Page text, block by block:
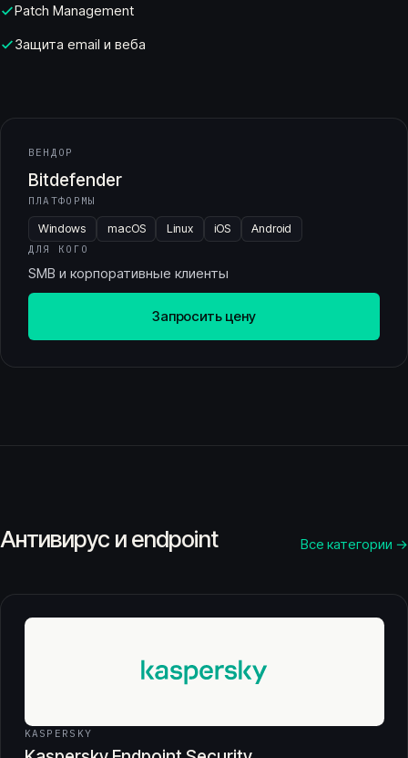
Patch Management
Защита email и веба
ВЕНДОР
Bitdefender
ПЛАТФОРМЫ
Windows macOS Linux iOS Android
ДЛЯ КОГО
SMB и корпоративные клиенты
Запросить цену
Антивирус и endpoint Все категории →
KASPERSKY